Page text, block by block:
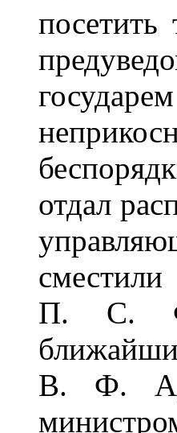
посетить
отдал
П. С.
В. Ф.